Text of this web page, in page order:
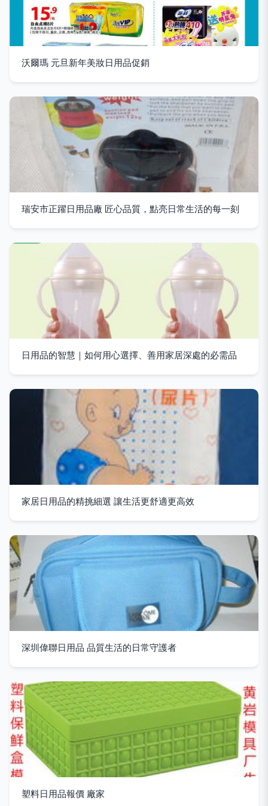
沃爾瑪 元旦新年美妝日用品促銷
瑞安市正躍日用品廠 匠心品質，點亮日常生活的每一刻
日用品的智慧｜如何用心選擇、善用家居深處的必需品
家居日用品的精挑細選 讓生活更舒適更高效
深圳偉聯日用品 品質生活的日常守護者
塑料日用品報價 廠家